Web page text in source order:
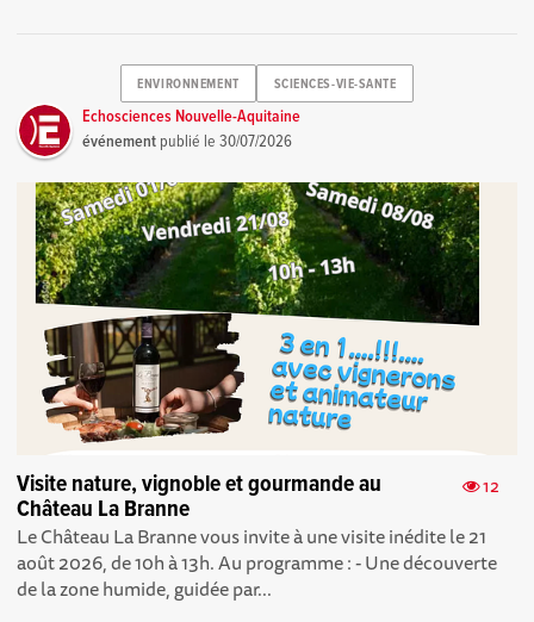
ENVIRONNEMENT SCIENCES-VIE-SANTE
Echosciences Nouvelle-Aquitaine
événement publié le30/07/2026
12
Visite nature, vignoble et gourmande au
Château La Branne
Le Château La Branne vous invite à une visite inédite le 21
août 2026, de 10h à 13h. Au programme : - Une découverte
de la zone humide, guidée par...